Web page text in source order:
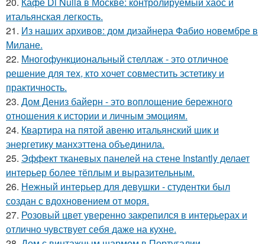
итальянская легкость.
21. Из наших архивов: дом дизайнера Фабио новембре в
Милане.
22. Многофункциональный стеллаж - это отличное
решение для тех, кто хочет совместить эстетику и
практичность.
23. Дом Дениз байерн - это воплощение бережного
отношения к истории и личным эмоциям.
24. Квартира на пятой авеню итальянский шик и
энергетику манхэттена объединила.
25. Эффект тканевых панелей на стене Instantly делает
интерьер более тёплым и выразительным.
26. Нежный интерьер для девушки - студентки был
создан с вдохновением от моря.
27. Розовый цвет уверенно закрепился в интерьерах и
отлично чувствует себя даже на кухне.